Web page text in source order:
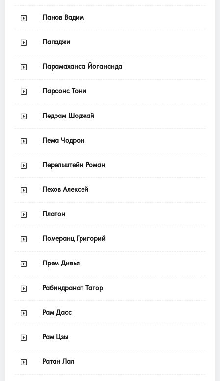
Панов Вадим
Пападжи
Парамаханса Йогананда
Парсонс Тони
Педрам Шоджай
Пема Чодрон
Перельштейн Роман
Пехов Алексей
Платон
Померанц Григорий
Прем Дивья
Рабиндранат Тагор
Рам Дасс
Рам Цзы
Ратан Лал